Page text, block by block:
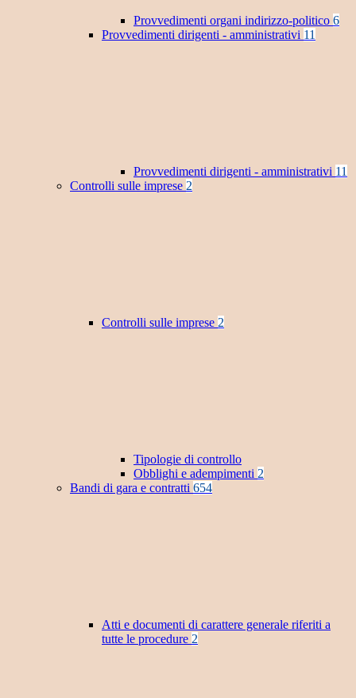
Provvedimenti organi indirizzo-politico 6
Provvedimenti dirigenti - amministrativi 11
Provvedimenti dirigenti - amministrativi 11
Controlli sulle imprese 2
Controlli sulle imprese 2
Tipologie di controllo
Obblighi e adempimenti 2
Bandi di gara e contratti 654
Atti e documenti di carattere generale riferiti a
tutte le procedure 2